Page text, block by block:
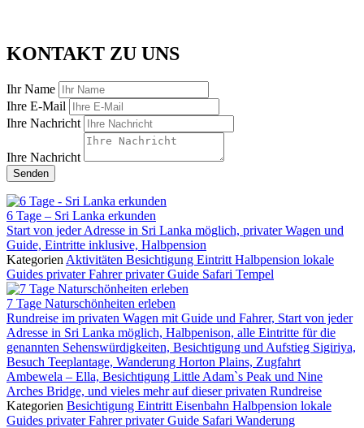
KONTAKT ZU UNS
Ihr Name
Ihre E-Mail
Ihre Nachricht
Ihre Nachricht
Senden
6 Tage – Sri Lanka erkunden
Start von jeder Adresse in Sri Lanka möglich, privater Wagen und
Guide, Eintritte inklusive, Halbpension
Kategorien Aktivitäten Besichtigung Eintritt Halbpension lokale
Guides privater Fahrerprivater Guide Safari Tempel
7 Tage Naturschönheiten erleben
Rundreise im privaten Wagen mit Guide und Fahrer, Start von jeder
Adresse in Sri Lanka möglich, Halbpenison, alle Eintritte für die
genannten Sehenswürdigkeiten, Besichtigung und Aufstieg Sigiriya,
Besuch Teeplantage, Wanderung Horton Plains, Zugfahrt
Ambewela – Ella, Besichtigung Little Adam`s Peak und Nine
Arches Bridge, und vieles mehr auf dieser privaten Rundreise
Kategorien Besichtigung Eintritt Eisenbahn Halbpension lokale
Guides privater Fahrerprivater Guide Safari Wanderung